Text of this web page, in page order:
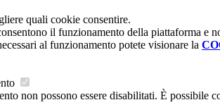
quali cookie consentire.
il funzionamento della piattaforma e
al funzionamento potete visionare la
non possono essere disabilitati. È possibile